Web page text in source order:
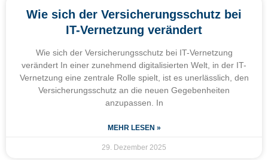
Wie sich der Versicherungsschutz bei
IT-Vernetzung verändert
Wie sich der Versicherungsschutz bei IT-Vernetzung
verändert In einer zunehmend digitalisierten Welt, in der IT-
Vernetzung eine zentrale Rolle spielt, ist es unerlässlich, den
Versicherungsschutz an die neuen Gegebenheiten
anzupassen. In
MEHR LESEN »
29. Dezember 2025